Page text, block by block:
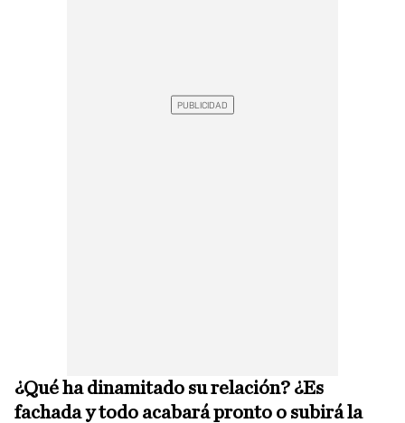
¿Qué ha dinamitado su relación? ¿Es
fachada y todo acabará pronto o subirá la